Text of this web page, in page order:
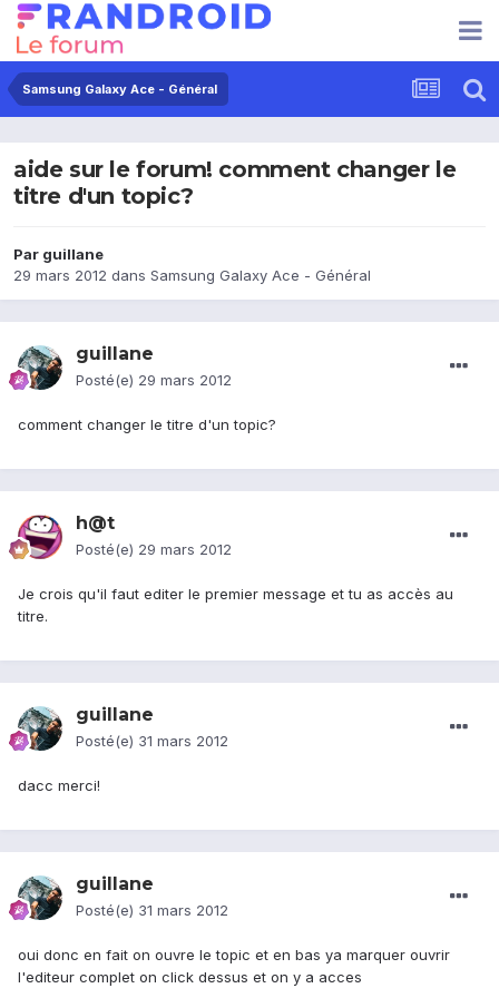
Samsung Galaxy Ace - Général
aide sur le forum! comment changer le
titre d'un topic?
Par guillane
29 mars 2012 dans Samsung Galaxy Ace - Général
guillane
Posté(e) 29 mars 2012
comment changer le titre d'un topic?
h@t
Posté(e) 29 mars 2012
Je crois qu'il faut editer le premier message et tu as accès au
titre.
guillane
Posté(e) 31 mars 2012
dacc merci!
guillane
Posté(e) 31 mars 2012
oui donc en fait on ouvre le topic et en bas ya marquer ouvrir
l'editeur complet on click dessus et on y a acces